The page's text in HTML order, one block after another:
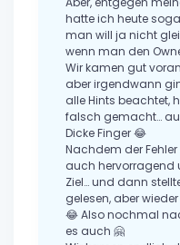
hatte ich heute
man will ja nicht
wenn man den
Wir kamen gut
aber irgendwann
alle Hints beachtet,
falsch gemacht…
Dicke Finger 😂
Nachdem der
auch hervorragend
Ziel… und dann
gelesen, aber
😂 Also nochmal
es auch 🤗